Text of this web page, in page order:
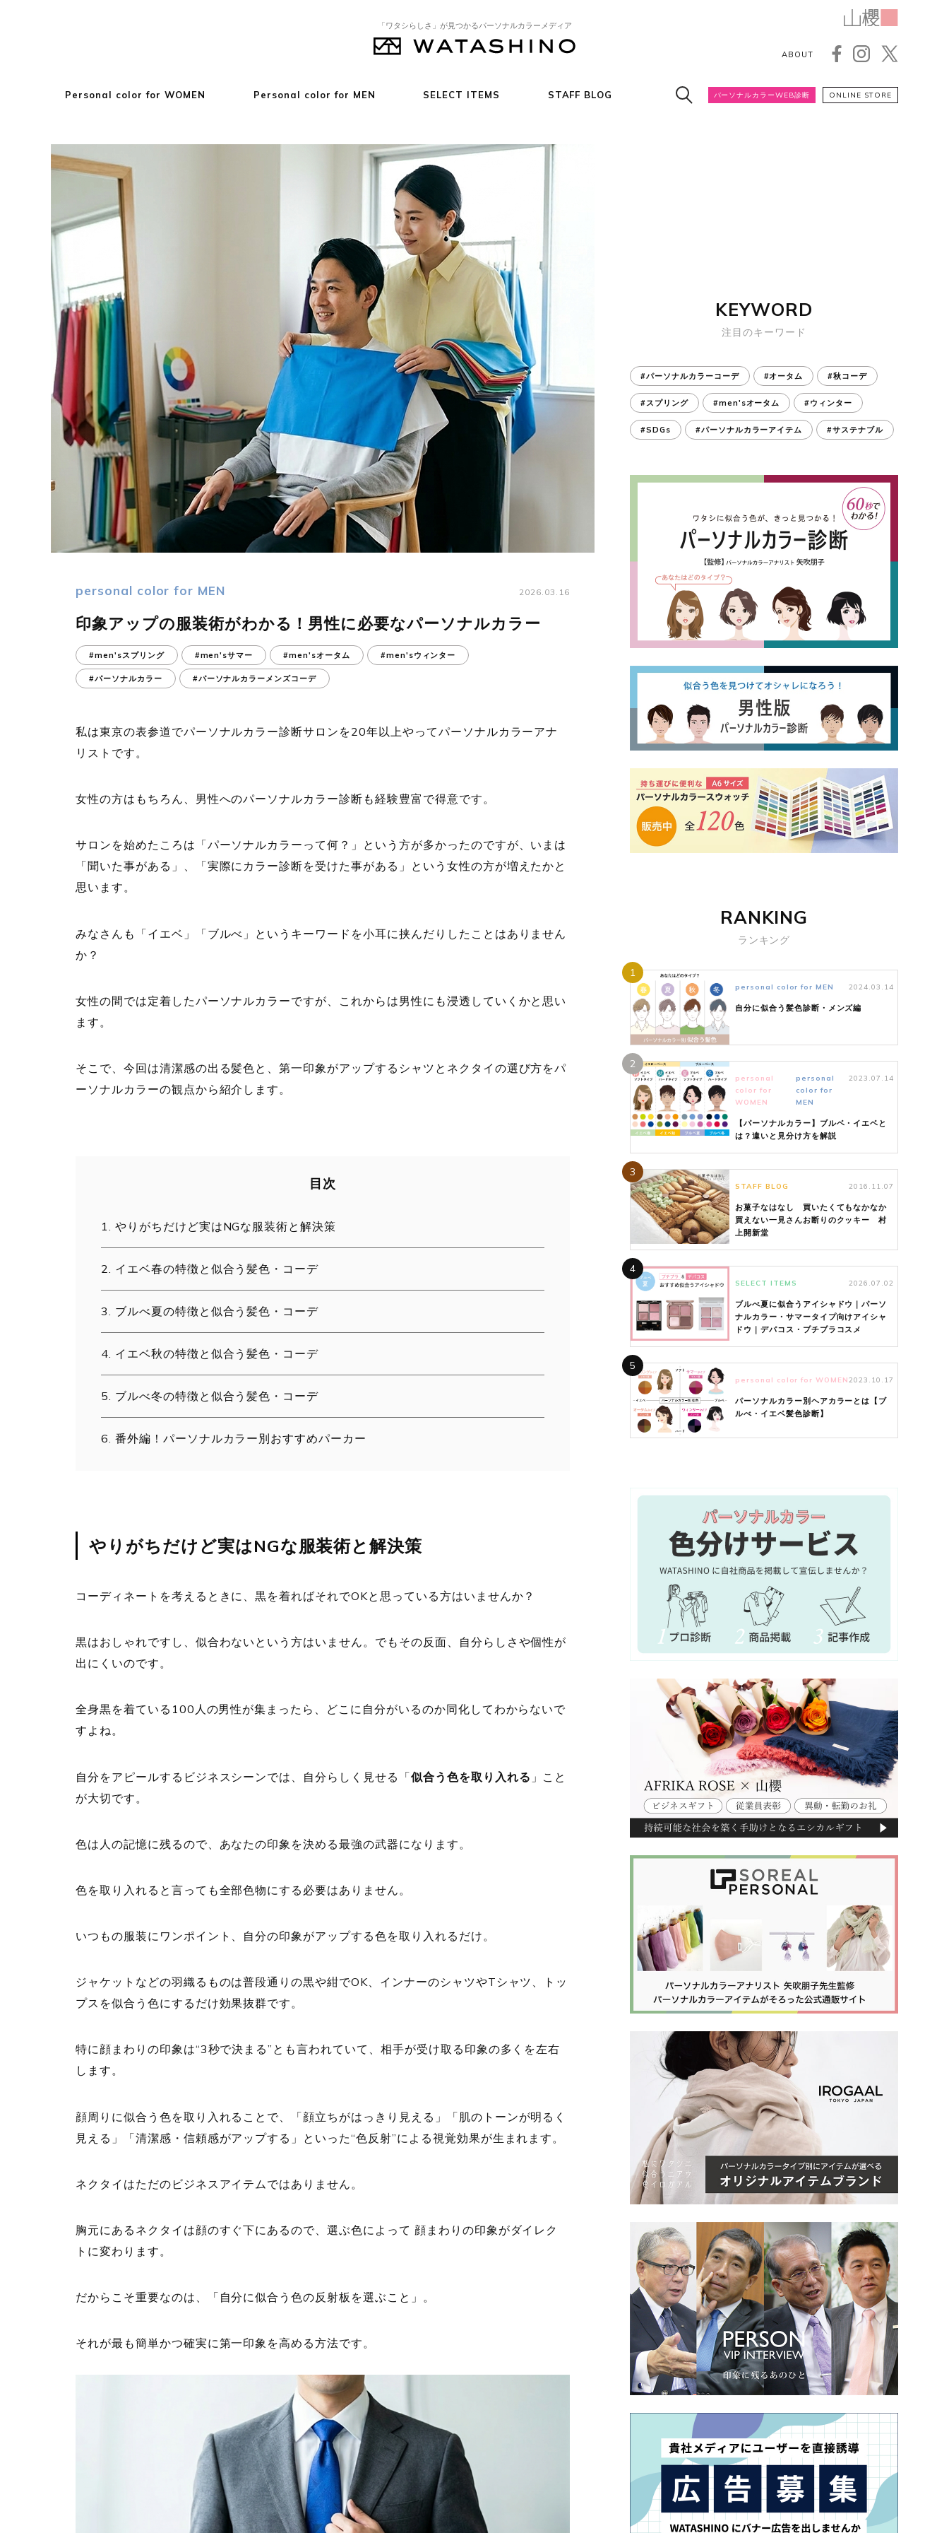
「ワタシらしさ」が見つかるパーソナルカラーメディア
ABOUT
Personal color for WOMEN Personal color for MEN SELECT ITEMS STAFF BLOG パーソナルカラーWEB診断 ONLINE STORE
personal color for MEN 2026.03.16
印象アップの服装術がわかる！男性に必要なパーソナルカラー
#men'sスプリング #men'sサマー #men'sオータム #men'sウィンター
#パーソナルカラー #パーソナルカラーメンズコーデ
私は東京の表参道でパーソナルカラー診断サロンを20年以上やってパーソナルカラーアナ
リストです。
女性の方はもちろん、男性へのパーソナルカラー診断も経験豊富で得意です。
サロンを始めたころは「パーソナルカラーって何？」という方が多かったのですが、いまは
「聞いた事がある」、「実際にカラー診断を受けた事がある」という女性の方が増えたかと
思います。
みなさんも「イエベ」「ブルべ」というキーワードを小耳に挟んだりしたことはありません
か？
女性の間では定着したパーソナルカラーですが、これからは男性にも浸透していくかと思い
ます。
そこで、今回は清潔感の出る髪色と、第一印象がアップするシャツとネクタイの選び方をパ
ーソナルカラーの観点から紹介します。
目次
やりがちだけど実はNGな服装術と解決策
イエベ春の特徴と似合う髪色・コーデ
ブルべ夏の特徴と似合う髪色・コーデ
イエベ秋の特徴と似合う髪色・コーデ
ブルべ冬の特徴と似合う髪色・コーデ
番外編！パーソナルカラー別おすすめパーカー
やりがちだけど実はNGな服装術と解決策
コーディネートを考えるときに、黒を着ればそれでOKと思っている方はいませんか？
黒はおしゃれですし、似合わないという方はいません。でもその反面、自分らしさや個性が
出にくいのです。
全身黒を着ている100人の男性が集まったら、どこに自分がいるのか同化してわからないで
すよね。
自分をアピールするビジネスシーンでは、自分らしく見せる「似合う色を取り入れる 」こと
が大切です。
色は人の記憶に残るので、あなたの印象を決める最強の武器になります。
色を取り入れると言っても全部色物にする必要はありません。
いつもの服装にワンポイント、自分の印象がアップする色を取り入れるだけ。
ジャケットなどの羽織るものは普段通りの黒や紺でOK、インナーのシャツやTシャツ、トッ
プスを似合う色にするだけ効果抜群です。
特に顔まわりの印象は“3秒で決まる”とも言われていて、相手が受け取る印象の多くを左右
します。
顔周りに似合う色を取り入れることで、「顔立ちがはっきり見える」「肌のトーンが明るく
見える」「清潔感・信頼感がアップする」といった“色反射”による視覚効果が生まれます。
ネクタイはただのビジネスアイテムではありません。
胸元にあるネクタイは顔のすぐ下にあるので、選ぶ色によって 顔まわりの印象がダイレク
トに変わります。
だからこそ重要なのは、「自分に似合う色の反射板を選ぶこと」。
それが最も簡単かつ確実に第一印象を高める方法です。
KEYWORD
注目のキーワード
#パーソナルカラーコーデ #オータム #秋コーデ
#スプリング #men'sオータム #ウィンター
#SDGs #パーソナルカラーアイテム #サステナブル
RANKING
ランキング
1
personal color for MEN 2024.03.14
自分に似合う髪色診断・メンズ編
2
personal
color for
WOMEN
personal
color for
MEN
2023.07.14
【パーソナルカラー】ブルベ・イエベと
は？違いと見分け方を解説
3
STAFF BLOG 2016.11.07
お菓子なはなし 買いたくてもなかなか
買えない一見さんお断りのクッキー 村
上開新堂
4
SELECT ITEMS 2026.07.02
ブルべ夏に似合うアイシャドウ｜パーソ
ナルカラー・サマータイプ向けアイシャ
ドウ｜デパコス・プチプラコスメ
5
personal color for WOMEN2023.10.17
パーソナルカラー別ヘアカラーとは【ブ
ルべ・イエベ髪色診断】